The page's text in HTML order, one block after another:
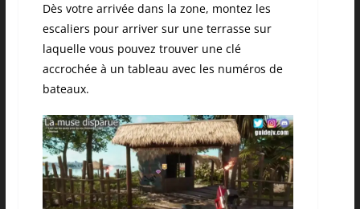
Dès votre arrivée dans la zone, montez les
escaliers pour arriver sur une terrasse sur
laquelle vous pouvez trouver une clé
accrochée à un tableau avec les numéros de
bateaux.